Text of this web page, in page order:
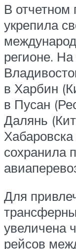
В отчетном
укрепила
регионе.
в Харбин
в Пусан
Далянь
сохранила
Для
увеличена
рейсов